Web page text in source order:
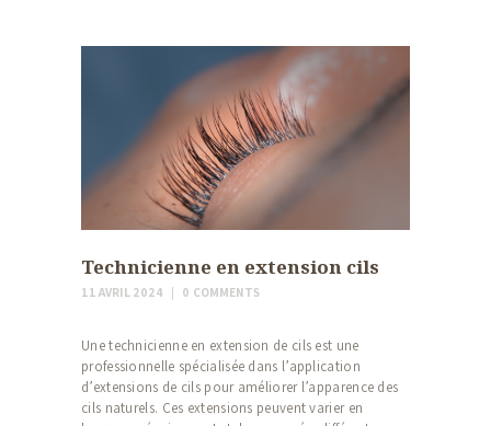
Technicienne en extension cils
11 AVRIL 2024 0 COMMENTS
Une technicienne en extension de cils est une
professionnelle spécialisée dans l’application
d’extensions de cils pour améliorer l’apparence des
cils naturels. Ces extensions peuvent varier en